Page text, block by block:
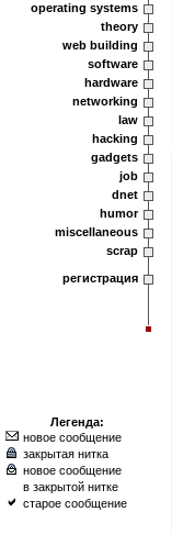
operating systems
theory
web building
software
hardware
networking
law
hacking
gadgets
job
dnet
humor
miscellaneous
scrap
регистрация
Легенда:
новое сообщение
закрытая нитка
новое сообщение
в закрытой нитке
старое сообщение